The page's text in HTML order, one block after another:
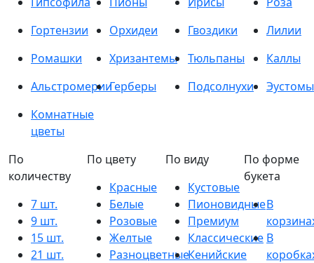
Гортензии
Орхидеи Гвоздики
Лилии
Ромашки
Хризантемы Тюльпаны
Каллы
АльстромерииГерберы Подсолнухи
Эустомы
Комнатные
цветы
По
количеству
7 шт.
9 шт.
15 шт.
21 шт.
По цвету
Красные
Белые
Розовые
Желтые
Разноцветные
По виду
Кустовые
Пионовидные
Премиум
Классические
Кенийские
По форме
букета
В
В